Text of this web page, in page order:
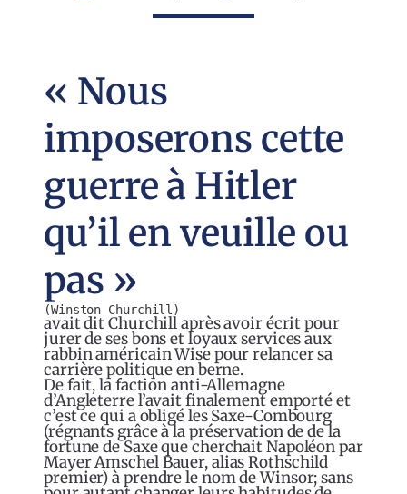
« Nous
imposerons cette
guerre à Hitler
qu’il en veuille ou
pas »
(Winston Churchill)
avait dit Churchill après avoir écrit pour
jurer de ses bons et loyaux services aux
rabbin américain Wise pour relancer sa
carrière politique en berne.
De fait, la faction anti-Allemagne
d’Angleterre l’avait finalement emporté et
c’est ce qui a obligé les Saxe-Combourg
(régnants grâce à la préservation de de la
fortune de Saxe que cherchait Napoléon par
Mayer Amschel Bauer, alias Rothschild
premier) à prendre le nom de Winsor; sans